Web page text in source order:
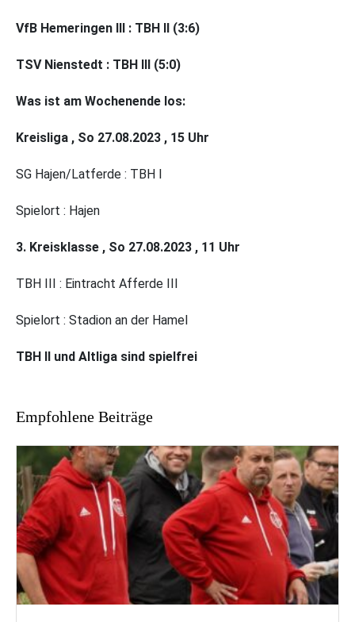
VfB Hemeringen III : TBH II (3:6)
TSV Nienstedt : TBH III (5:0)
Was ist am Wochenende los:
Kreisliga , So 27.08.2023 , 15 Uhr
SG Hajen/Latferde : TBH I
Spielort : Hajen
3. Kreisklasse , So 27.08.2023 , 11 Uhr
TBH III : Eintracht Afferde III
Spielort : Stadion an der Hamel
TBH II und Altliga sind spielfrei
Empfohlene Beiträge